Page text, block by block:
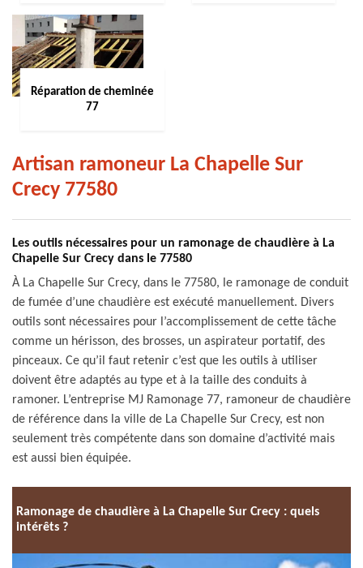
Réparation de cheminée
77
Artisan ramoneur La Chapelle Sur
Crecy 77580
Les outils nécessaires pour un ramonage de chaudière à La
Chapelle Sur Crecy dans le 77580
À La Chapelle Sur Crecy, dans le 77580, le ramonage de conduit
de fumée d’une chaudière est exécuté manuellement. Divers
outils sont nécessaires pour l’accomplissement de cette tâche
comme un hérisson, des brosses, un aspirateur portatif, des
pinceaux. Ce qu’il faut retenir c’est que les outils à utiliser
doivent être adaptés au type et à la taille des conduits à
ramoner. L’entreprise MJ Ramonage 77, ramoneur de chaudière
de référence dans la ville de La Chapelle Sur Crecy, est non
seulement très compétente dans son domaine d’activité mais
est aussi bien équipée.
Ramonage de chaudière à La Chapelle Sur Crecy : quels
intérêts ?